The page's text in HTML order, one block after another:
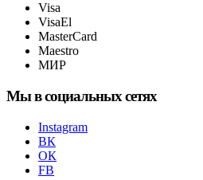
Visa
VisaEl
MasterCard
Maestro
МИР
Мы в социальных сетях
Instagram
ВК
ОК
FB